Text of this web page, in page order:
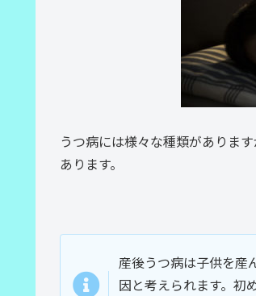
うつ病には様々な種類がありま
あります。
産後うつ病は子供を産
因と考えられます。初